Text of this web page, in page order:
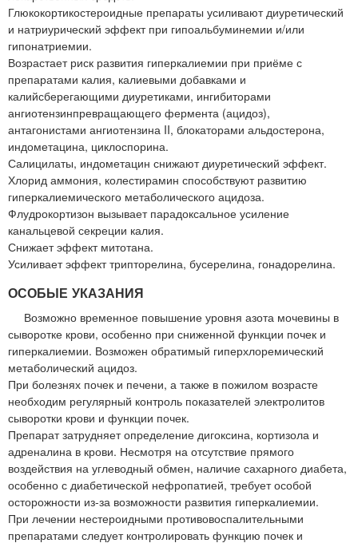
Глюкокортикостероидные препараты усиливают диуретический
и натриурический эффект при гипоальбуминемии и/или
гипонатриемии.
Возрастает риск развития гиперкалиемии при приёме с
препаратами калия, калиевыми добавками и
калийсберегающими диуретиками, ингибиторами
ангиотензинпревращающего фермента (ацидоз),
антагонистами ангиотензина II, блокаторами альдостерона,
индометацина, циклоспорина.
Салицилаты, индометацин снижают диуретический эффект.
Хлорид аммония, колестирамин способствуют развитию
гиперкалиемического метаболического ацидоза.
Флудрокортизон вызывает парадоксальное усиление
канальцевой секреции калия.
Снижает эффект митотана.
Усиливает эффект трипторелина, бусерелина, гонадорелина.
ОСОБЫЕ УКАЗАНИЯ
Возможно временное повышение уровня азота мочевины в
сыворотке крови, особенно при сниженной функции почек и
гиперкалиемии. Возможен обратимый гиперхлоремический
метаболический ацидоз.
При болезнях почек и печени, а также в пожилом возрасте
необходим регулярный контроль показателей электролитов
сыворотки крови и функции почек.
Препарат затрудняет определение дигоксина, кортизола и
адреналина в крови. Несмотря на отсутствие прямого
воздействия на углеводный обмен, наличие сахарного диабета,
особенно с диабетической нефропатией, требует особой
осторожности из-за возможности развития гиперкалиемии.
При лечении нестероидными противовоспалительными
препаратами следует контролировать функцию почек и